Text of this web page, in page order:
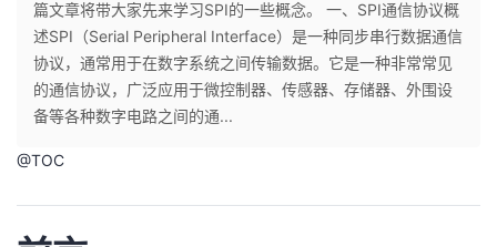
个
人
我
篇文章将带大家先来学习SPI的一些概念。 一、SPI通信协议概
述SPI（Serial Peripheral Interface）是一种同步串行数据通信
协议，通常用于在数字系统之间传输数据。它是一种非常常见
的通信协议，广泛应用于微控制器、传感器、存储器、外围设
备等各种数字电路之间的通...
@TOC